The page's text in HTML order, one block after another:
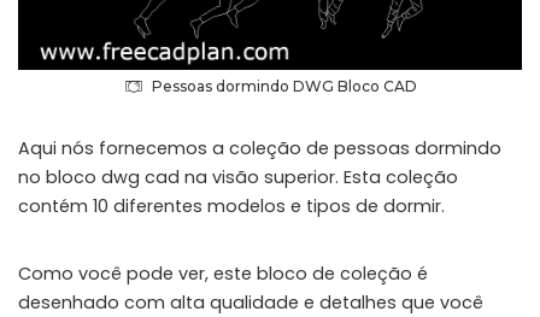
Pessoas dormindo DWG Bloco CAD
Aqui nós fornecemos a coleção de pessoas dormindo
no bloco dwg cad na visão superior. Esta coleção
contém 10 diferentes modelos e tipos de dormir.
Como você pode ver, este bloco de coleção é
desenhado com alta qualidade e detalhes que você